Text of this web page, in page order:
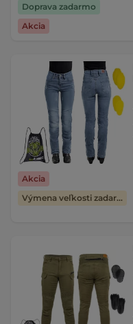
Doprava zadarmo
Akcia
Akcia
Výmena veľkosti zadarmo